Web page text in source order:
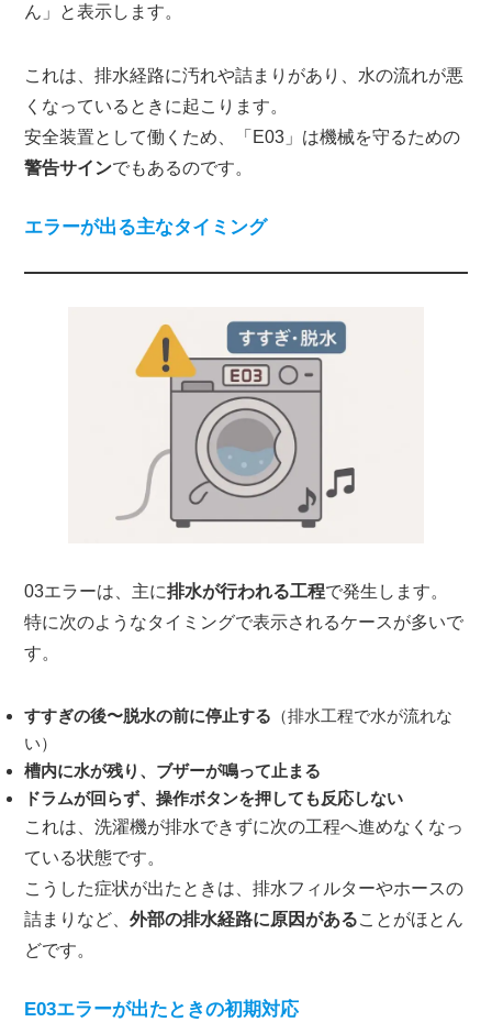
ん」と表示します。
これは、排水経路に汚れや詰まりがあり、水の流れが悪
くなっているときに起こります。
安全装置として働くため、「E03」は機械を守るための
警告サインでもあるのです。
エラーが出る主なタイミング
03エラーは、主に排水が行われる工程で発生します。
特に次のようなタイミングで表示されるケースが多いで
す。
すすぎの後〜脱水の前に停止する （排水工程で水が流れな
い）
槽内に水が残り、ブザーが鳴って止まる
ドラムが回らず、操作ボタンを押しても反応しない
これは、洗濯機が排水できずに次の工程へ進めなくなっ
ている状態です。
こうした症状が出たときは、排水フィルターやホースの
詰まりなど、外部の排水経路に原因があることがほとん
どです。
E03エラーが出たときの初期対応